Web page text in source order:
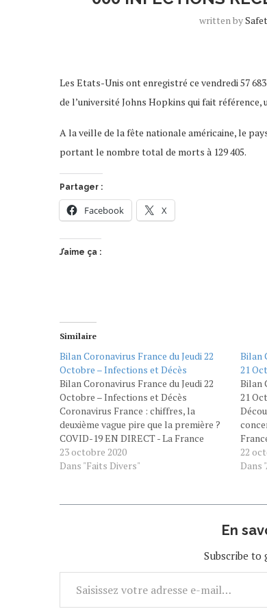
written by
Les Etats-Unis ont enregistré ce vendredi 57
de l’université Johns Hopkins qui fait référence,
A la veille de la fête nationale américaine, le
portant le nombre total de morts à 129 405.
Partager :
Facebook X
J’aime ça :
Similaire
Bilan Coronavirus France du Jeudi 22
Octobre – Infections et Décès
Bilan Coronavirus France du Jeudi 22
Octobre – Infections et Décès
Coronavirus France : chiffres, la
deuxième vague pire que la première ?
COVID-19 EN DIRECT - La France
enregistre plus de 40 000 nouveaux cas
de coronavirus en 24 heures, un record.
samedi 24 octobre. Selon…
23 octobre 2020
Dans "Faits Divers"
Bilan
21
Bilan
21
Santé
de
22
Dans
En
Subscribe